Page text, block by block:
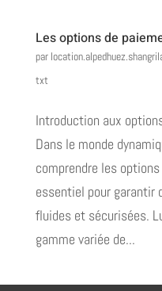
Les options de
par
txt
Introduction aux
Dans le monde
comprendre les
essentiel pour garantir
fluides et sécurisées.
gamme variée de...